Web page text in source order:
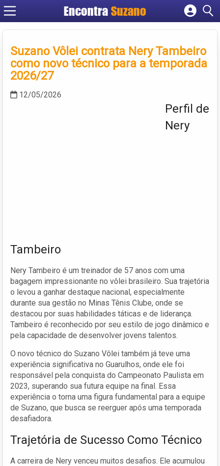
EncontraSuzano
Cadastrar empresa
Criar conta
Suzano Vôlei contrata Nery Tambeiro
como novo técnico para a temporada
2026/27
12/05/2026
Perfil de
Nery
Tambeiro
Nery Tambeiro é um treinador de 57 anos com uma
bagagem impressionante no vôlei brasileiro. Sua trajetória
o levou a ganhar destaque nacional, especialmente
durante sua gestão no Minas Tênis Clube, onde se
destacou por suas habilidades táticas e de liderança.
Tambeiro é reconhecido por seu estilo de jogo dinâmico e
pela capacidade de desenvolver jovens talentos.
O novo técnico do Suzano Vôlei também já teve uma
experiência significativa no Guarulhos, onde ele foi
responsável pela conquista do Campeonato Paulista em
2023, superando sua futura equipe na final. Essa
experiência o torna uma figura fundamental para a equipe
de Suzano, que busca se reerguer após uma temporada
desafiadora.
Trajetória de Sucesso Como Técnico
A carreira de Nery venceu muitos desafios. Ele acumulou